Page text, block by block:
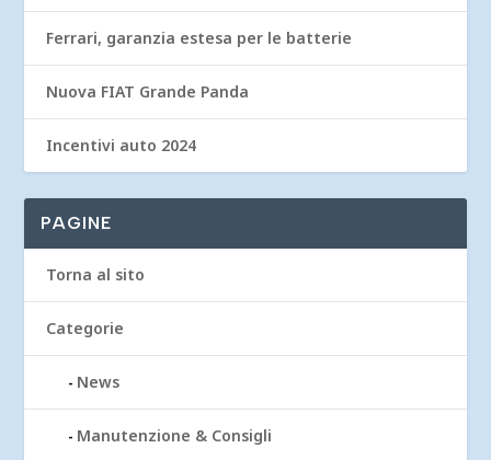
Ferrari, garanzia estesa per le batterie
Nuova FIAT Grande Panda
Incentivi auto 2024
PAGINE
Torna al sito
Categorie
News
Manutenzione & Consigli